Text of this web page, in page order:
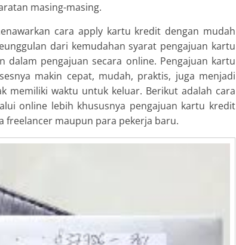
masing-masing.
cara apply kartu kredit dengan mudah
dari kemudahan syarat pengajuan kartu
pengajuan secara online. Pengajuan kartu
makin cepat, mudah, praktis, juga menjadi
memiliki waktu untuk keluar. Berikut adalah cara
online lebih khususnya pengajuan kartu kredit
freelancer maupun para pekerja baru.